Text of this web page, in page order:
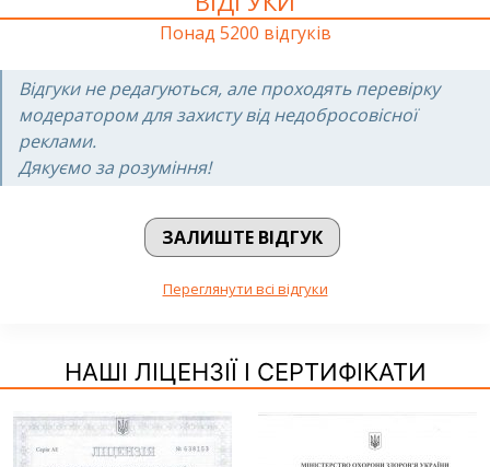
Понад 5200 відгуків
Відгуки не редагуються, але проходять перевірку
модератором для захисту від недобросовісної
реклами.
Дякуємо за розуміння!
ЗАЛИШТЕ ВІДГУК
Переглянути всі відгуки
НАШІ ЛІЦЕНЗІЇ І СЕРТИФІКАТИ